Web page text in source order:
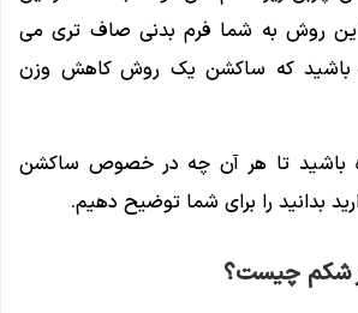
روش به شما فرم بدنی صاف تری می
باشید که ساکشن یک روش کاهش وزن
باشید تا هر آن چه در خصوص ساکشن
بدانید را برای شما توضیح دهیم.
شکم چیست؟